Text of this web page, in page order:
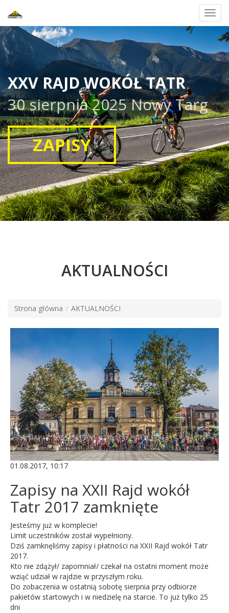
XXV RAJD WOKÓŁ TATR
30 sierpnia 2025 Nowy Targ
ZAPISY
AKTUALNOŚCI
Strona główna AKTUALNOŚCI
01.08.2017, 10:17
Zapisy na XXII Rajd wokół
Tatr 2017 zamknięte
Jesteśmy już w komplecie!
Limit uczestników został wypełniony.
Dziś zamknęliśmy zapisy i płatności na XXII Rajd wokół Tatr
2017.
Kto nie zdążył/ zapomniał/ czekał na ostatni moment może
wziąć udział w rajdzie w przyszłym roku.
Do zobaczenia w ostatnią sobotę sierpnia przy odbiorze
pakietów startowych i w niedzielę na starcie. To już tylko 25
dni